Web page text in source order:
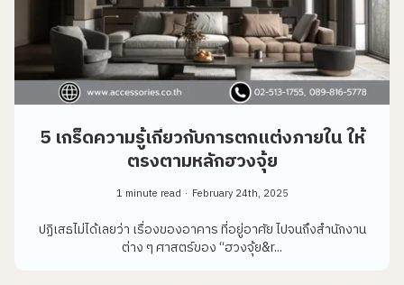
5 เกร็ดความรู้เกี่ยวกับการตกแต่งภายใน ให้
ตรงตามหลักฮวงจุ้ย
1 minute read February 24th, 2025
ปฏิเสธไม่ได้เลยว่า เรื่องของอาคาร ที่อยู่อาศัย ไปจนถึงสำนักงาน
ต่าง ๆ ศาสตร์ของ “ฮวงจุ้ย&r...